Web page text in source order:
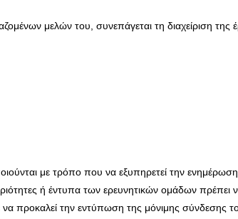
μελών του, συνεπάγεται τη διαχείριση της
με τρόπο που να εξυπηρετεί την
ή έντυπα των ερευνητικών ομάδων πρέπει
προκαλεί την εντύπωση της μόνιμης σύνδεσης